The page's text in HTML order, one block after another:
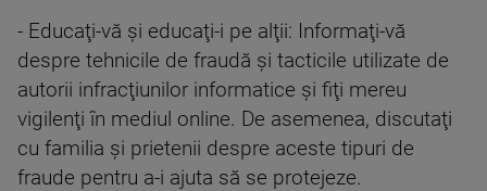
- Educaţi-vă şi educaţi-i pe alţii: Informaţi-vă
despre tehnicile de fraudă şi tacticile utilizate de
autorii infracţiunilor informatice şi fiţi mereu
vigilenţi în mediul online. De asemenea, discutaţi
cu familia şi prietenii despre aceste tipuri de
fraude pentru a-i ajuta să se protejeze.